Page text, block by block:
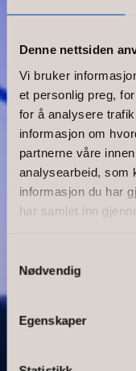
Denne nettsiden
Vi bruker
et personlig preg,
for å analysere
informasjon om
partnerne våre
analysearbeid, som
informasjon du har
har samlet inn
Nødvendig
Egenskaper